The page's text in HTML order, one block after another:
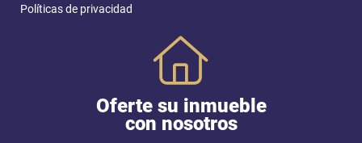
Políticas de privacidad
Oferte su inmueble
con nosotros